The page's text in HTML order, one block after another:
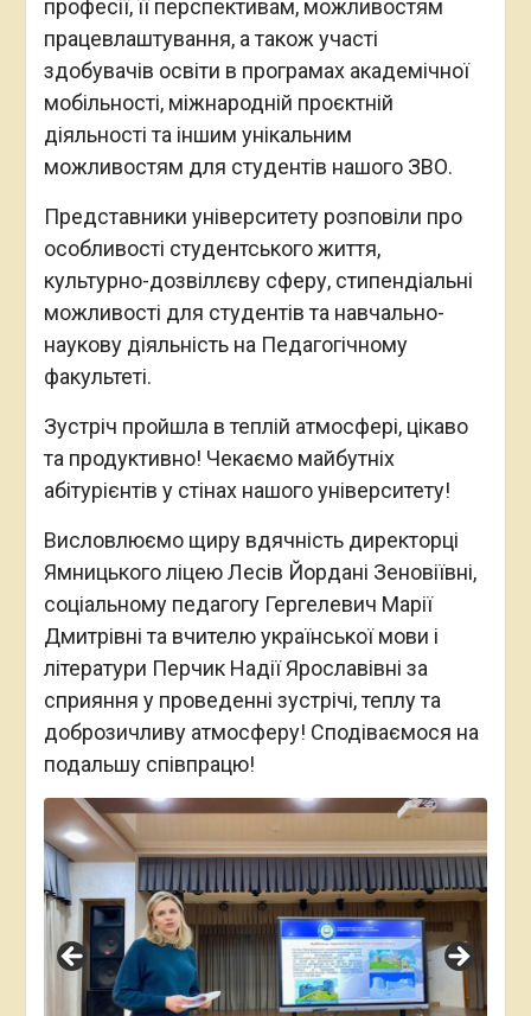
професії, її перспективам, можливостям
працевлаштування, а також участі
здобувачів освіти в програмах академічної
мобільності, міжнародній проєктній
діяльності та іншим унікальним
можливостям для студентів нашого ЗВО.
Представники університету розповіли про
особливості студентського життя,
культурно-дозвіллєву сферу, стипендіальні
можливості для студентів та навчально-
наукову діяльність на Педагогічному
факультеті.
Зустріч пройшла в теплій атмосфері, цікаво
та продуктивно! Чекаємо майбутніх
абітурієнтів у стінах нашого університету!
Висловлюємо щиру вдячність директорці
Ямницького ліцею Лесів Йордані Зеновіївні,
соціальному педагогу Гергелевич Марії
Дмитрівні та вчителю української мови і
літератури Перчик Надії Ярославівні за
сприяння у проведенні зустрічі, теплу та
доброзичливу атмосферу! Сподіваємося на
подальшу співпрацю!